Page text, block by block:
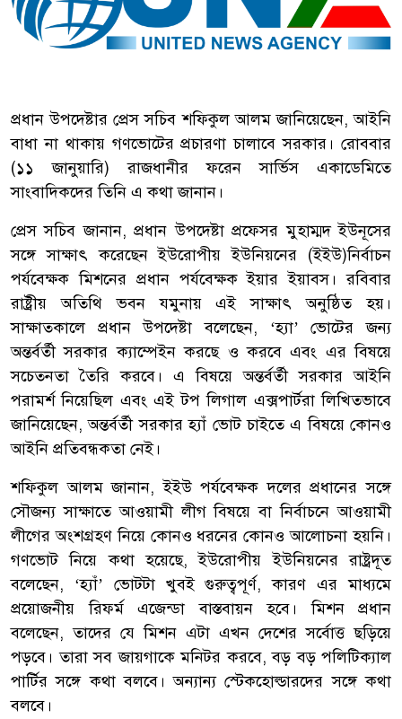
প্রধান উপদেষ্টার প্রেস সচিব শফিকুল আলম জানিয়েছেন, আইনি
বাধা না থাকায় গণভোটের প্রচারণা চালাবে সরকার। রোববার
(১১ জানুয়ারি) রাজধানীর ফরেন সার্ভিস একাডেমিতে
সাংবাদিকদের তিনি এ কথা জানান।
প্রেস সচিব জানান, প্রধান উপদেষ্টা প্রফেসর মুহাম্মদ ইউনূসের
সঙ্গে সাক্ষাৎ করেছেন ইউরোপীয় ইউনিয়নের (ইইউ)নির্বাচন
পর্যবেক্ষক মিশনের প্রধান পর্যবেক্ষক ইয়ার ইয়াবস। রবিবার
রাষ্ট্রীয় অতিথি ভবন যমুনায় এই সাক্ষাৎ অনুষ্ঠিত হয়।
সাক্ষাতকালে প্রধান উপদেষ্টা বলেছেন, ‘হ্যা’ ভোটের জন্য
অন্তর্বর্তী সরকার ক্যাম্পেইন করছে ও করবে এবং এর বিষয়ে
সচেতনতা তৈরি করবে। এ বিষয়ে অন্তর্বর্তী সরকার আইনি
পরামর্শ নিয়েছিল এবং এই টপ লিগাল এক্সপার্টরা লিখিতভাবে
জানিয়েছেন, অন্তর্বর্তী সরকার হ্যাঁ ভোট চাইতে এ বিষয়ে কোনও
আইনি প্রতিবন্ধকতা নেই।
শফিকুল আলম জানান, ইইউ পর্যবেক্ষক দলের প্রধানের সঙ্গে
সৌজন্য সাক্ষাতে আওয়ামী লীগ বিষয়ে বা নির্বাচনে আওয়ামী
লীগের অংশগ্রহণ নিয়ে কোনও ধরনের কোনও আলোচনা হয়নি।
গণভোট নিয়ে কথা হয়েছে, ইউরোপীয় ইউনিয়নের রাষ্ট্রদূত
বলেছেন, ‘হ্যাঁ’ ভোটটা খুবই গুরুত্বপূর্ণ, কারণ এর মাধ্যমে
প্রয়োজনীয় রিফর্ম এজেন্ডা বাস্তবায়ন হবে। মিশন প্রধান
বলেছেন, তাদের যে মিশন এটা এখন দেশের সর্বোত্ত ছড়িয়ে
পড়বে। তারা সব জায়গাকে মনিটর করবে, বড় বড় পলিটিক্যাল
পার্টির সঙ্গে কথা বলবে। অন্যান্য স্টেকহোল্ডারদের সঙ্গে কথা
বলবে।